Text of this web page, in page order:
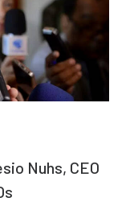
Nuhs, CEO